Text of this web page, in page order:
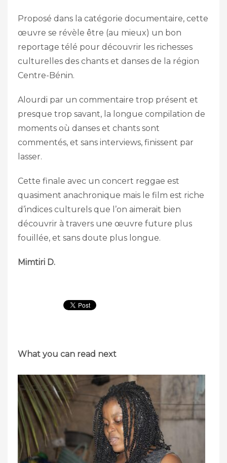
Proposé dans la catégorie documentaire, cette
œuvre se révèle être (au mieux) un bon
reportage télé pour découvrir les richesses
culturelles des chants et danses de la région
Centre-Bénin.
Alourdi par un commentaire trop présent et
presque trop savant, la longue compilation de
moments où danses et chants sont
commentés, et sans interviews, finissent par
lasser.
Cette finale avec un concert reggae est
quasiment anachronique mais le film est riche
d’indices culturels que l’on aimerait bien
découvrir à travers une œuvre future plus
fouillée, et sans doute plus longue.
Mimtiri D.
What you can read next